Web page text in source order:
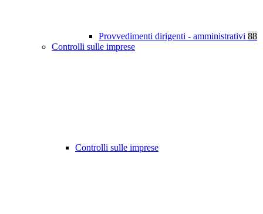
Provvedimenti dirigenti - amministrativi 88
Controlli sulle imprese
Controlli sulle imprese